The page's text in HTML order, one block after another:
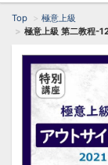
Top
極意上級
極意上級 第二教程-